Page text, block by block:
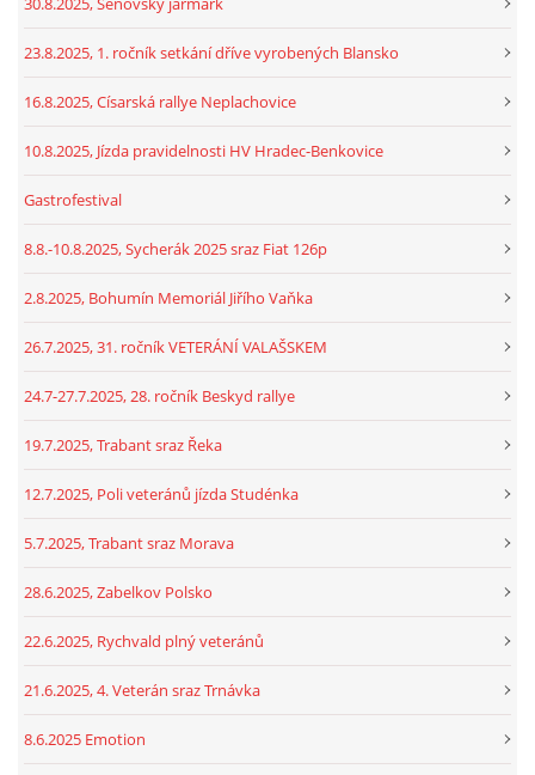
23.8.2025, 1. ročník setkání dříve vyrobených Blansko
16.8.2025, Císarská rallye Neplachovice
10.8.2025, Jízda pravidelnosti HV Hradec-Benkovice
Gastrofestival
8.8.-10.8.2025, Sycherák 2025 sraz Fiat 126p
2.8.2025, Bohumín Memoriál Jiřího Vaňka
26.7.2025, 31. ročník VETERÁNÍ VALAŠSKEM
24.7-27.7.2025, 28. ročník Beskyd rallye
19.7.2025, Trabant sraz Řeka
12.7.2025, Poli veteránů jízda Studénka
5.7.2025, Trabant sraz Morava
28.6.2025, Zabelkov Polsko
22.6.2025, Rychvald plný veteránů
21.6.2025, 4. Veterán sraz Trnávka
8.6.2025 Emotion